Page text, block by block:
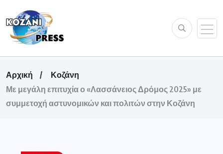
Αρχική
Κοζάνη
Με μεγάλη επιτυχία ο «Λασσάνειος Δρόμος 2025» με
συμμετοχή αστυνομικών και πολιτών στην Κοζάνη